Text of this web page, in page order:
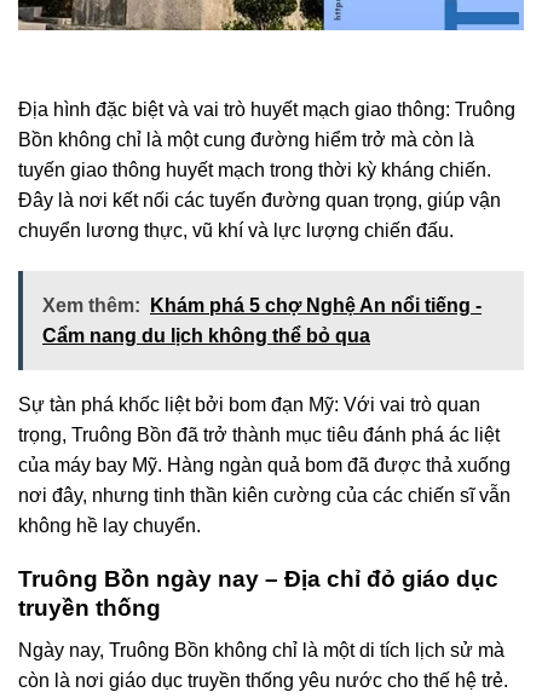
Địa hình đặc biệt và vai trò huyết mạch giao thông: Truông
Bồn không chỉ là một cung đường hiểm trở mà còn là
tuyến giao thông huyết mạch trong thời kỳ kháng chiến.
Đây là nơi kết nối các tuyến đường quan trọng, giúp vận
chuyển lương thực, vũ khí và lực lượng chiến đấu.
Xem thêm:
Khám phá 5 chợ Nghệ An nổi tiếng -
Cẩm nang du lịch không thể bỏ qua
Sự tàn phá khốc liệt bởi bom đạn Mỹ: Với vai trò quan
trọng, Truông Bồn đã trở thành mục tiêu đánh phá ác liệt
của máy bay Mỹ. Hàng ngàn quả bom đã được thả xuống
nơi đây, nhưng tinh thần kiên cường của các chiến sĩ vẫn
không hề lay chuyển.
Truông Bồn ngày nay – Địa chỉ đỏ giáo dục
truyền thống
Ngày nay, Truông Bồn không chỉ là một di tích lịch sử mà
còn là nơi giáo dục truyền thống yêu nước cho thế hệ trẻ.